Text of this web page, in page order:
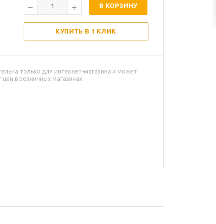
В КОРЗИНУ
КУПИТЬ В 1 КЛИК
только для интернет-магазина и может
цен в розничных магазинах